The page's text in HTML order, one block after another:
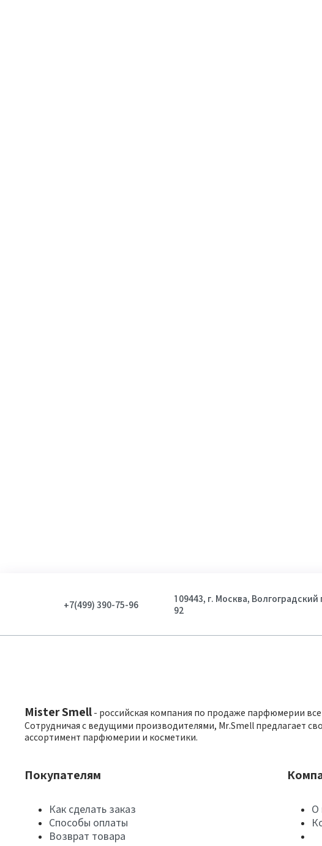
+7(499) 390-75-96
109443, г. Москва, Волгоградский
92
Mister Smell - российская компания по продаже парфюмерии
Сотрудничая с ведущими производителями, Mr.Smell предлагает
ассортимент парфюмерии и косметики.
Покупателям
Как сделать заказ
Способы оплаты
Возврат товара
О